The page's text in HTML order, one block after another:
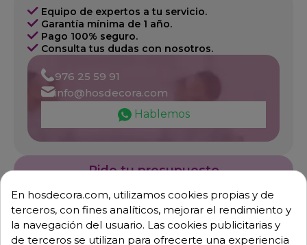
Equipo de expertos a tu servicio.
Garantía mínima de 1 año.
Pago 100% seguro.
Consulta tus dudas con nosotros.
976 25 59 91
info@hosdecora.com
Hablemos
Pide tu presupuesto
En hosdecora.com, utilizamos cookies propias y de
terceros, con fines analíticos, mejorar el rendimiento y
la navegación del usuario. Las cookies publicitarias y
de terceros se utilizan para ofrecerte una experiencia